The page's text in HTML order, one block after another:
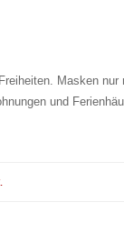
Masken
und